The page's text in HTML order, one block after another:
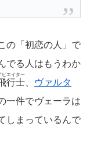
の「初恋の人」で
でる人はもうわか
行士
ビエイター
ヴァルタ
一件でヴェーラは
しまっているんで